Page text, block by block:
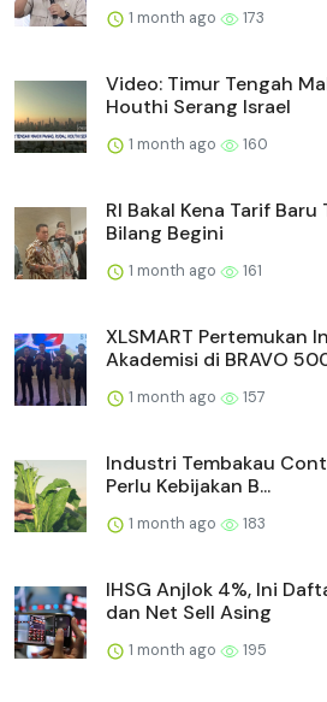
1 month ago 173
Video: Timur Tengah
Houthi Serang Israel
1 month ago 160
RI Bakal Kena Tarif
Bilang Begini
1 month ago 161
XLSMART Pertemukan
Akademisi di BRAVO
1 month ago 157
Industri Tembakau
Perlu Kebijakan B...
1 month ago 183
IHSG Anjlok 4%, Ini
dan Net Sell Asing
1 month ago 195